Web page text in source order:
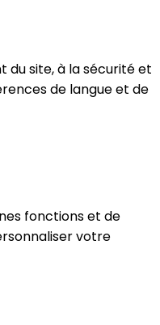
du site, à la sécurité et
de langue et de
fonctions et de
votre